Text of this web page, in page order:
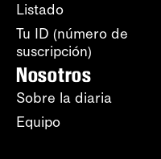
Listado
Tu ID (número de
suscripción)
Nosotros
Sobre la diaria
Equipo